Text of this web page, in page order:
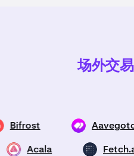
场外交
GHST
Bifrost
FET
ACA Acala